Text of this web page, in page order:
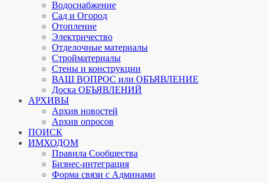
Водоснабжение
Сад и Огород
Отопление
Электричество
Отделочные материалы
Стройматериалы
Стены и конструкции
ВАШ ВОПРОС или ОБЪЯВЛЕНИЕ
Доска ОБЪЯВЛЕНИЙ
АРХИВЫ
Архив новостей
Архив опросов
ПОИСК
ИМХОДОМ
Правила Сообщества
Бизнес-интеграция
Форма связи с Админами